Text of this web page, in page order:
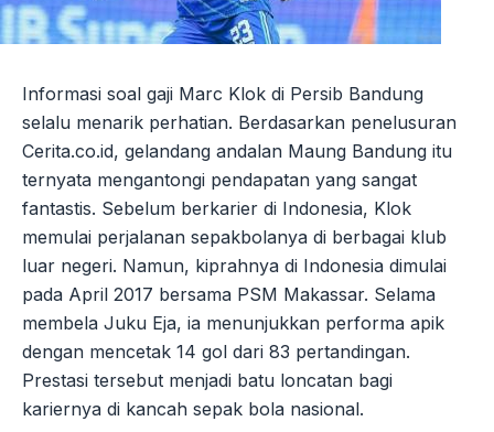
Informasi soal gaji Marc Klok di Persib Bandung
selalu menarik perhatian. Berdasarkan penelusuran
Cerita.co.id, gelandang andalan Maung Bandung itu
ternyata mengantongi pendapatan yang sangat
fantastis. Sebelum berkarier di Indonesia, Klok
memulai perjalanan sepakbolanya di berbagai klub
luar negeri. Namun, kiprahnya di Indonesia dimulai
pada April 2017 bersama PSM Makassar. Selama
membela Juku Eja, ia menunjukkan performa apik
dengan mencetak 14 gol dari 83 pertandingan.
Prestasi tersebut menjadi batu loncatan bagi
kariernya di kancah sepak bola nasional.